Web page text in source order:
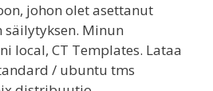
johon olet asettanut
Minun
local, CT Templates. Lataa
/ ubuntu tms